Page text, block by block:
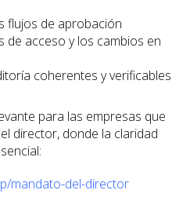
flujos de aprobación
de acceso y los cambios en
coherentes y verificables
para las empresas que
director, donde la claridad
mandato-del-director